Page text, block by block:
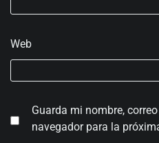
Web
Guarda mi nombre,
navegador para la